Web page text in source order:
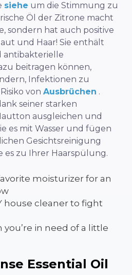
siehe um die Stimmung zu
Öl der Zitrone macht
sondern hat auch positive
und Haar! Sie enthält
antibakterielle
beitragen können,
Infektionen zu
von Ausbrüchen .
seiner starken
ausgleichen und
es mit Wasser und fügen
Gesichtsreinigung
es zu Ihrer Haarspülung.
moisturizer for an
house cleaner to fight
in need of a little
Essential Oil